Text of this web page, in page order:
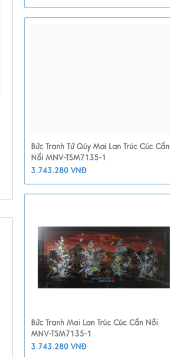
Bức Tranh Tứ Qúy Mai Lan Trúc Cúc Cẩn
Nổi MNV-TSM7135-1
3.743.280 VNĐ
Bức Tranh Mai Lan Trúc Cúc Cẩn Nổi
MNV-TSM7135-1
3.743.280 VNĐ